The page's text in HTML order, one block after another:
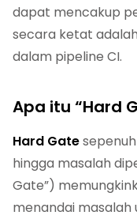
dapat mencakup
secara ketat
dalam pipeline CI.
Apa itu “Hard
Hard Gate
hingga masalah
Gate”)
menandai